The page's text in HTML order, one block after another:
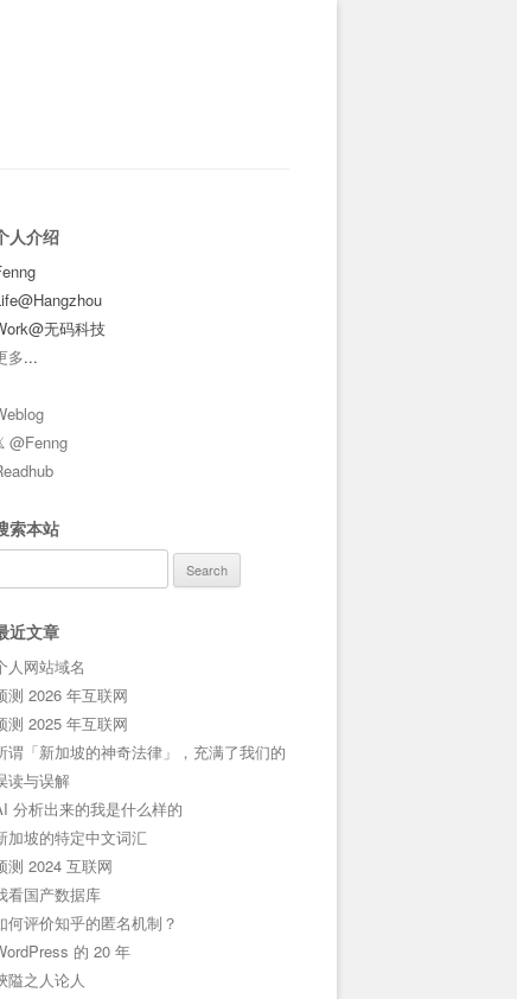
人介绍
无码科技
多...
@Fenng
索本站
近文章
人网站域名
测 2026 年互联网
测 2025 年互联网
谓「新加坡的神奇法律」，充满了我们的
读与误解
分析出来的我是什么样的
加坡的特定中文词汇
测 2024 互联网
看国产数据库
何评价知乎的匿名机制？
的 20 年
隘之人论人